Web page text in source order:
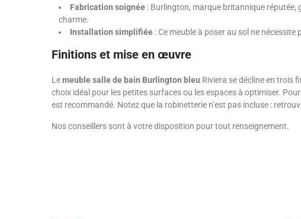
Fabrication soignée : Burlington, marque britannique
charme.
Installation simplifiée : Ce meuble à poser au sol ne
Finitions et mise en œuvre
Lemeuble salle de bain Burlington bleu Riviera se décline en trois
choix idéal pour les petites surfaces ou les espaces à optimiser.
est recommandé. Notez que la robinetterie n’est pas incluse :
Nos conseillers sont à votre disposition pour tout renseignement.